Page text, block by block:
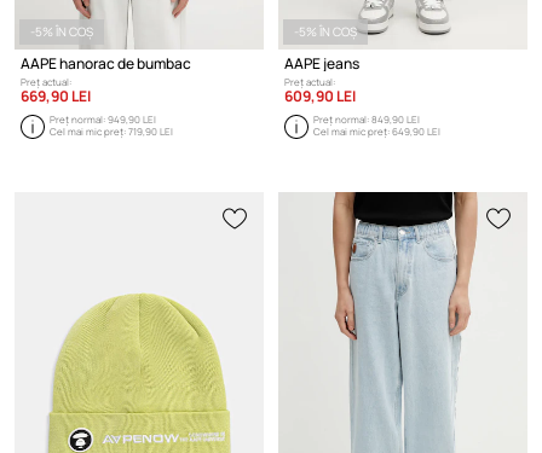
-5% ÎN COȘ
AAPE hanorac de bumbac
Preț actual:
669,90 LEI
Preț normal:949,90 LEI
Cel mai mic preț:719,90 LEI
-5% ÎN COȘ
AAPE jeans
Preț actual:
609,90 LEI
Preț normal:849,90 LEI
Cel mai mic preț:649,90 LEI